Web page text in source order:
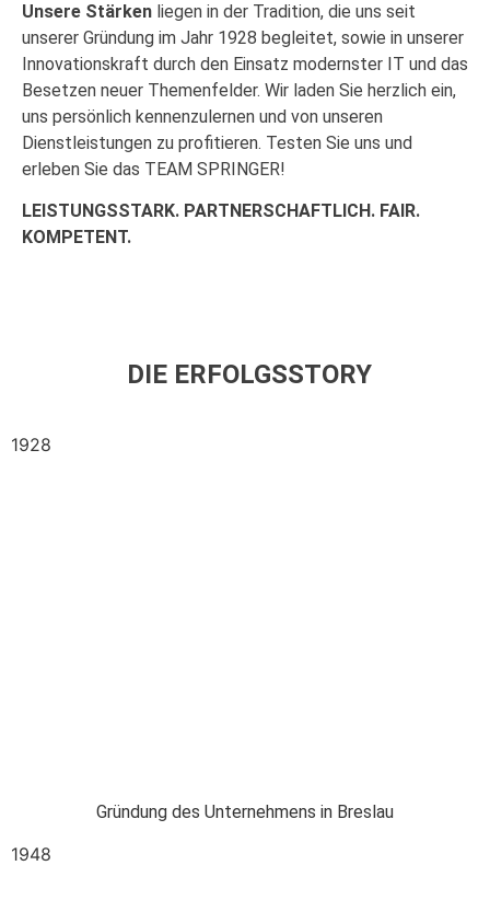
Unsere Stärken liegen in der Tradition, die uns seit
unserer Gründung im Jahr 1928 begleitet, sowie in unserer
Innovationskraft durch den Einsatz modernster IT und das
Besetzen neuer Themenfelder. Wir laden Sie herzlich ein,
uns persönlich kennenzulernen und von unseren
Dienstleistungen zu profitieren. Testen Sie uns und
erleben Sie das TEAM SPRINGER!
LEISTUNGSSTARK. PARTNERSCHAFTLICH. FAIR.
KOMPETENT.
DIE ERFOLGSSTORY
1928
Gründung des Unternehmens in Breslau
1948